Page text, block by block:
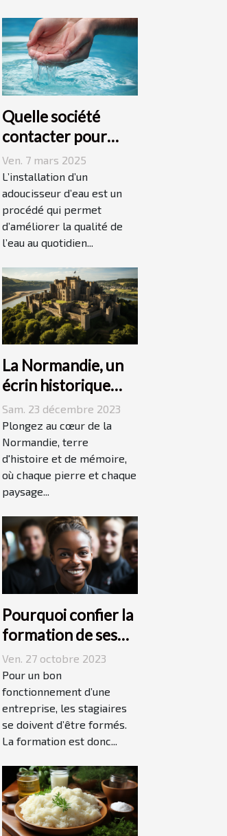
Quelle société
contacter pour
l'installation d'un
adoucisseur d'eau ?
Ven. 7 mars 2025
L’installation d’un
adoucisseur d’eau est un
procédé qui permet
d’améliorer la qualité de
l’eau au quotidien...
La Normandie, un
écrin historique
pour des
événements
mémorables
Sam. 23 décembre 2023
Plongez au cœur de la
Normandie, terre
d'histoire et de mémoire,
où chaque pierre et chaque
paysage...
Pourquoi confier la
formation de ses
stagiaires à JP2A-
Génèse ?
Ven. 27 octobre 2023
Pour un bon
fonctionnement d’une
entreprise, les stagiaires
se doivent d’être formés.
La formation est donc...